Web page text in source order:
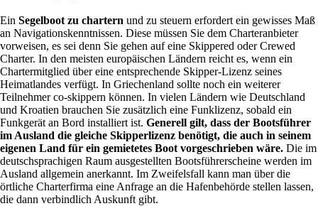
Ein Segelboot zu chartern und zu steuern erfordert ein gewisses Maß
an Navigationskenntnissen. Diese müssen Sie dem Charteranbieter
vorweisen, es sei denn Sie gehen auf eine Skippered oder Crewed
Charter. In den meisten europäischen Ländern reicht es, wenn ein
Chartermitglied über eine entsprechende Skipper-Lizenz seines
Heimatlandes verfügt. In Griechenland sollte noch ein weiterer
Teilnehmer co-skippern können. In vielen Ländern wie Deutschland
und Kroatien brauchen Sie zusätzlich eine Funklizenz, sobald ein
Funkgerät an Bord installiert ist. Generell gilt, dass der Bootsführer
im Ausland die gleiche Skipperlizenz benötigt, die auch in seinem
eigenen Land für ein gemietetes Boot vorgeschrieben wäre. Die im
deutschsprachigen Raum ausgestellten Bootsführerscheine werden im
Ausland allgemein anerkannt. Im Zweifelsfall kann man über die
örtliche Charterfirma eine Anfrage an die Hafenbehörde stellen lassen,
die dann verbindlich Auskunft gibt.